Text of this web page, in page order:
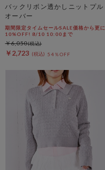
バックリボン透かしニットプル
オーバー
期間限定タイムセールSALE価格から更に
10%OFF! 8/10 10:00まで
￥2,723 54％OFF
￥6,050